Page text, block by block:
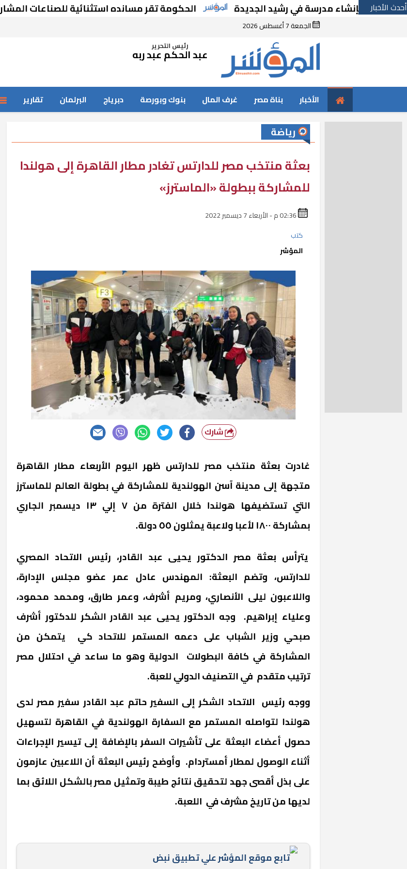
أحدث الأخباربإنشاء مدرسة في رشيد الجديدة الحكومة تقر مسانده استثنائية للصناعات
الجمعة 7 أغسطس 2026
رئيس التحرير
عبد الحكم عبد ربه
الأخبار بناة مصر غرف المال بنوك وبورصة دبرياج البرلمان تقارير
رياضة
بعثة منتخب مصر للدارتس تغادر مطار القاهرة إلى هولندا
للمشاركة ببطولة «الماسترز»
كتب
المؤشر
شارك
غادرت بعثة منتخب مصر للدارتس ظهر اليوم الأربعاء مطار القاهرة
متجهة إلى مدينة آسن الهولندية للمشاركة في بطولة العالم للماسترز
التي تستضيفها هولندا خلال الفترة من ٧ إلي ١٣ ديسمبر الجاري
بمشاركة ١٨٠٠ لأعبا ولاعبة يمثلون ٥٥ دولة.
يترأس بعثة مصر الدكتور يحيى عبد القادر، رئيس الاتحاد المصري
للدارتس، وتضم البعثة: المهندس عادل عمر عضو مجلس الإدارة،
واللاعبون ليلى الأنصاري، ومريم أشرف، وعمر طارق، ومحمد محمود،
وعلياء إبراهيم. وجه الدكتور يحيى عبد القادر الشكر للدكتور أشرف
صبحي وزير الشباب على دعمه المستمر للاتحاد كي يتمكن من
المشاركة في كافة البطولات الدولية وهو ما ساعد في احتلال مصر
ترتيب متقدم في التصنيف الدولي للعبة.
ووجه رئيس الاتحاد الشكر إلى السفير حاتم عبد القادر سفير مصر لدى
هولندا لتواصله المستمر مع السفارة الهولندية في القاهرة لتسهيل
حصول أعضاء البعثة على تأشيرات السفر بالإضافة إلى تيسير الإجراءات
أثناء الوصول لمطار أمستردام. وأوضح رئيس البعثة أن اللاعبين عازمون
على بذل أقصى جهد لتحقيق نتائج طيبة وتمثيل مصر بالشكل اللائق بما
لديها من تاريخ مشرف في اللعبة.
تابع موقع المؤشر علي تطبيق نبض